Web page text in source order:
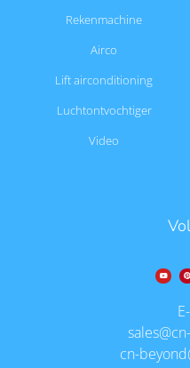
Rekenmachine
Airco
Lift airconditioning
Luchtontvochtiger
Video
cn-